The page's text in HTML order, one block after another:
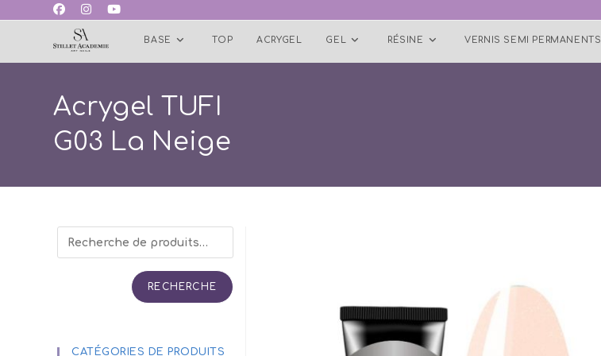
BASE TOP ACRYGEL GEL RÉSINE VERNIS SEMI PERMANENTS
Acrygel TUFI
G03 La Neige
RECHERCHE
CATÉGORIES DE PRODUITS